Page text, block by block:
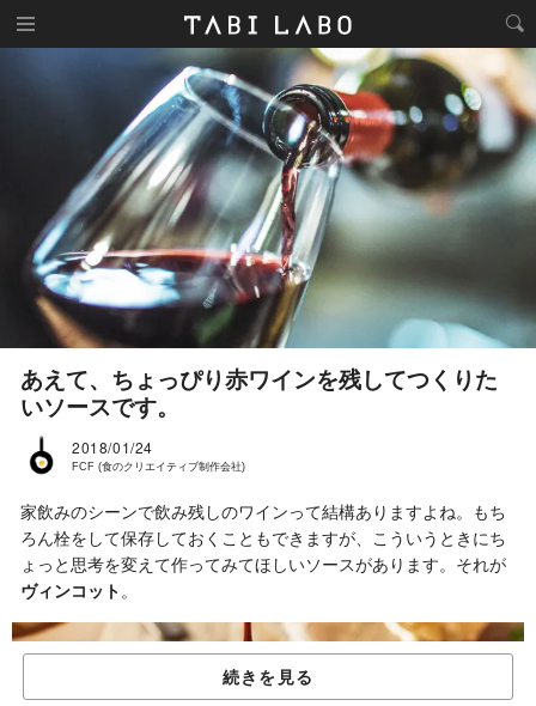
あえて、ちょっぴり赤ワインを残してつくりた
いソースです。
2018/01/24
FCF (食のクリエイティブ制作会社)
家飲みのシーンで飲み残しのワインって結構ありますよね。もち
ろん栓をして保存しておくこともできますが、こういうときにち
ょっと思考を変えて作ってみてほしいソースがあります。それが
ヴィンコット。
続きを見る